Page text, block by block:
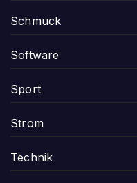
Schmuck
Software
Sport
Strom
Technik